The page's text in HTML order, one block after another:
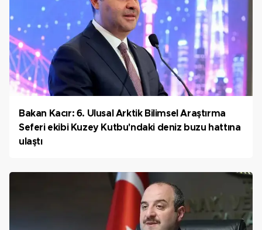
Bakan Kacır: 6. Ulusal Arktik Bilimsel Araştırma
Seferi ekibi Kuzey Kutbu'ndaki deniz buzu hattına
ulaştı